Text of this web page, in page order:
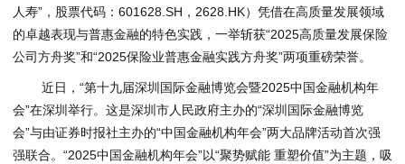
人寿”，股票代码：601628.SH，2628.HK）凭借在高质量发展领域
的卓越表现与普惠金融的特色实践，一举斩获“2025高质量发展保险
公司方舟奖”和“2025保险业普惠金融实践方舟奖”两项重磅荣誉。
近日，“第十九届深圳国际金融博览会暨2025中国金融机构年
会”在深圳举行。这是深圳市人民政府主办的“深圳国际金融博览
会”与由证券时报社主办的“中国金融机构年会”两大品牌活动首次强
强联合。“2025中国金融机构年会”以“聚势赋能 重塑价值”为主题，吸